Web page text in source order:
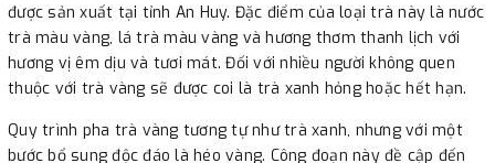
được sản xuất tại tỉnh An Huy. Đặc điểm của loại trà này là nước
trà màu vàng, lá trà màu vàng và hương thơm thanh lịch với
hương vị êm dịu và tươi mát. Đối với nhiều người không quen
thuộc với trà vàng sẽ được coi là trà xanh hỏng hoặc hết hạn.
Quy trình pha trà vàng tương tự như trà xanh, nhưng với một
bước bổ sung độc đáo là héo vàng. Công đoạn này đề cập đến